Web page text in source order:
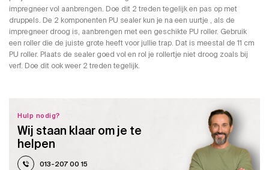
impregneer vol aanbrengen. Doe dit 2 treden tegelijk en pas op met
druppels. De 2 komponenten PU sealer kun je na een uurtje , als de
impregneer droog is, aanbrengen met een geschikte PU roller. Gebruik
een roller die de juiste grote heeft voor jullie trap. Dat is meestal de 11 cm
PU roller. Plaats de sealer goed vol en rol je rollertje niet droog zoals bij
verf. Doe dit ook weer 2 treden tegelijk.
Hulp nodig?
Wij staan klaar om je te
helpen
013-207 00 15